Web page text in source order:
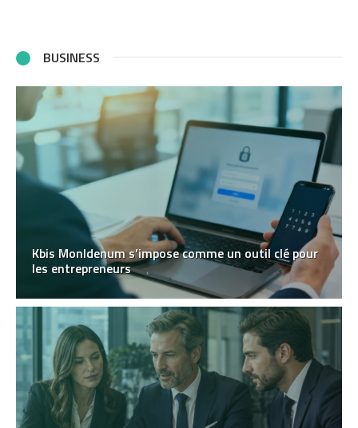
BUSINESS
Kbis MonIdenum s’impose comme un outil clé pour
les entrepreneurs